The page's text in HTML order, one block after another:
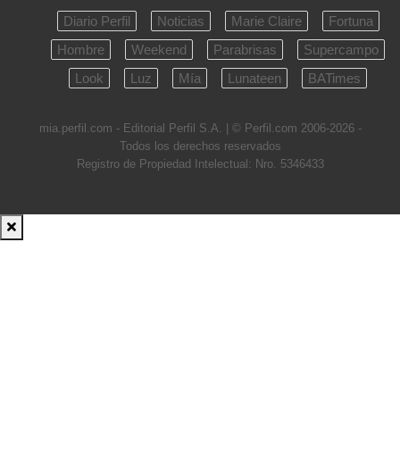
Diario Perfil Noticias Marie Claire
Fortuna
Hombre
Weekend Parabrisas
Supercampo
Look
Luz Mía Lunateen BATimes
mia.perfil.com - Editorial Perfil S.A. | © Perfil.com 2006-2026 -
Todos los derechos reservados
Registro de Propiedad Intelectual: Nro. 5346433